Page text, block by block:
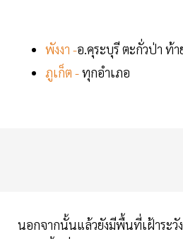
พังงา -อ.คุระบุรี ตะกั่วป่า ท้
ภูเก็ต -ทุกอำเภอ
นอกจากนั้นแล้วยังมีพื้นที่เฝ้าระวั